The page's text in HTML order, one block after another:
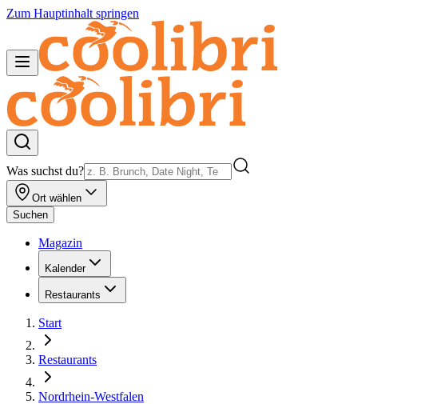
Zum Hauptinhalt springen
Was suchst du?
Ort wählen
Suchen
Magazin
Kalender
Restaurants
Start
Restaurants
Nordrhein-Westfalen